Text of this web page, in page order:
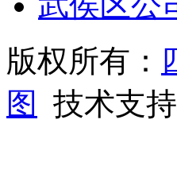
版权所有：
图
技术支